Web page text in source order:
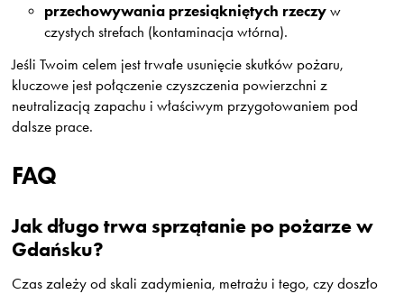
przechowywania przesiąkniętych rzeczy w
czystych strefach (kontaminacja wtórna).
Jeśli Twoim celem jest trwałe usunięcie skutków pożaru,
kluczowe jest połączenie czyszczenia powierzchni z
neutralizacją zapachu i właściwym przygotowaniem pod
dalsze prace.
FAQ
Jak długo trwa sprzątanie po pożarze w
Gdańsku?
Czas zależy od skali zadymienia, metrażu i tego, czy doszło